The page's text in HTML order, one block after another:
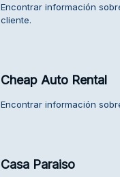
Encontrar información
cliente.
Cheap Auto Rental
Encontrar información
Casa Paraiso